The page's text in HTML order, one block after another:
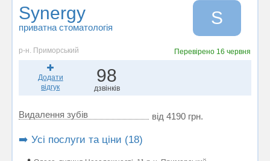
Synergy
приватна стоматологія S
р-н. Приморський Перевірено 16 червня
Додати
відгук
98
дзвінків
Видалення зубів від 4190 грн.
➡️ Усі послуги та ціни (18)